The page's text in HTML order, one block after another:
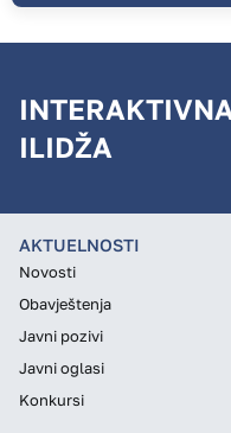
ILIDŽA
AKTUELNOSTI
Novosti
Obavještenja
Javni pozivi
Javni oglasi
Konkursi